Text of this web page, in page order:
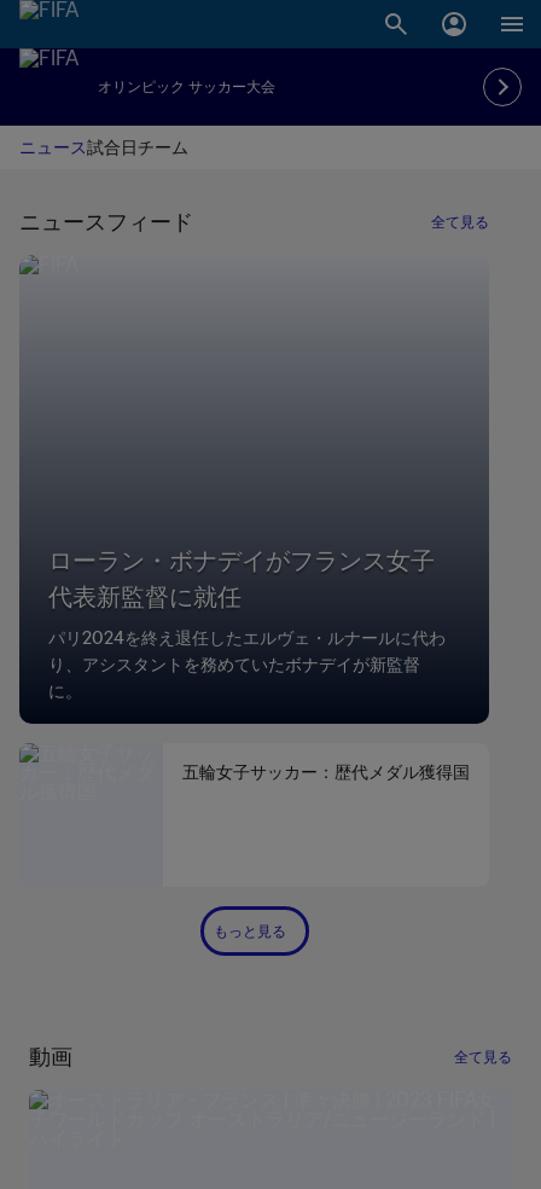
オリンピック サッカー大会
ニュース試合日チーム
ニュースフィード 全て見る
ローラン・ボナデイがフランス女子
代表新監督に就任
パリ2024を終え退任したエルヴェ・ルナールに代わ
り、アシスタントを務めていたボナデイが新監督
に。
五輪女子サッカー：歴代メダル獲得国
もっと見る
動画 全て見る